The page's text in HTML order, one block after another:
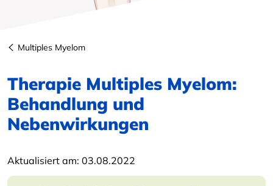
Multiples Myelom
Therapie Multiples Myelom:
Behandlung und
Nebenwirkungen
Aktualisiert am: 03.08.2022